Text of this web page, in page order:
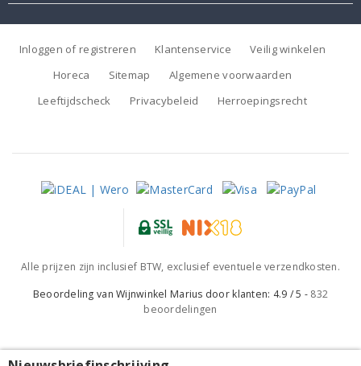
Inloggen of registreren Klantenservice
Veilig winkelen
Horeca
Sitemap
Algemene voorwaarden
Leeftijdscheck
Privacybeleid Herroepingsrecht
Alle prijzen zijn inclusief BTW, exclusief eventuele verzendkosten.
Beoordeling vanWijnwinkel Marius door klanten: 4.9 /5 - 832
beoordelingen